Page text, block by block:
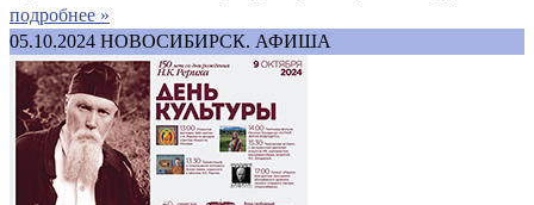
подробнее »
05.10.2024 НОВОСИБИРСК. АФИША